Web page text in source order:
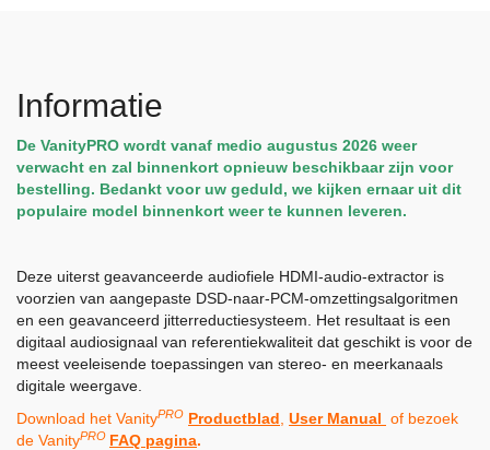
Informatie
De VanityPRO wordt vanaf medio augustus 2026 weer
verwacht en zal binnenkort opnieuw beschikbaar zijn voor
bestelling. Bedankt voor uw geduld, we kijken ernaar uit dit
populaire model binnenkort weer te kunnen leveren.
Deze uiterst geavanceerde audiofiele HDMI-audio-extractor is
voorzien van aangepaste DSD-naar-PCM-omzettingsalgoritmen
en een geavanceerd jitterreductiesysteem. Het resultaat is een
digitaal audiosignaal van referentiekwaliteit dat geschikt is voor de
meest veeleisende toepassingen van stereo- en meerkanaals
digitale weergave.
Download het VanityPRO Productblad User Manual of bezoek
de VanityPRO FAQ pagina.